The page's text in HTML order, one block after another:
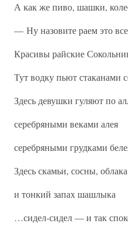
А как же пиво, шашки,
— Ну назовите раем это все
Красивы райские
Тут водку пьют стаканами
Здесь девушки гуляют по
серебряными веками алея
серебряными грудками
Здесь скамьи, сосны,
и тонкий запах шашлыка
…сидел-сидел — и так